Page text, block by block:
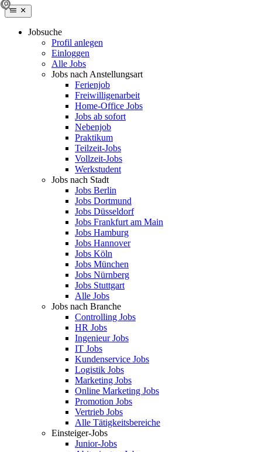
Jobsuche
Profil anlegen
Einloggen
Alle Jobs
Jobs nach Anstellungsart
Ferienjob
Freiwilligenarbeit
Home-Office Jobs
Jobs ab sofort
Nebenjob
Praktikum
Teilzeit-Jobs
Vollzeit-Jobs
Werkstudent
Jobs nach Stadt
Jobs Berlin
Jobs Dortmund
Jobs Düsseldorf
Jobs Frankfurt am Main
Jobs Hamburg
Jobs Hannover
Jobs Köln
Jobs München
Jobs Nürnberg
Jobs Stuttgart
Alle Jobs
Jobs nach Branche
Controlling Jobs
HR Jobs
Ingenieur Jobs
IT Jobs
Kundenservice Jobs
Logistik Jobs
Marketing Jobs
Online Marketing Jobs
Promotion Jobs
Vertrieb Jobs
Alle Tätigkeitsbereiche
Einsteiger-Jobs
Junior-Jobs